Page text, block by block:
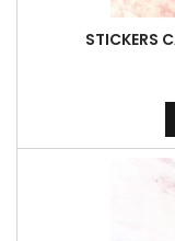
STICKERS